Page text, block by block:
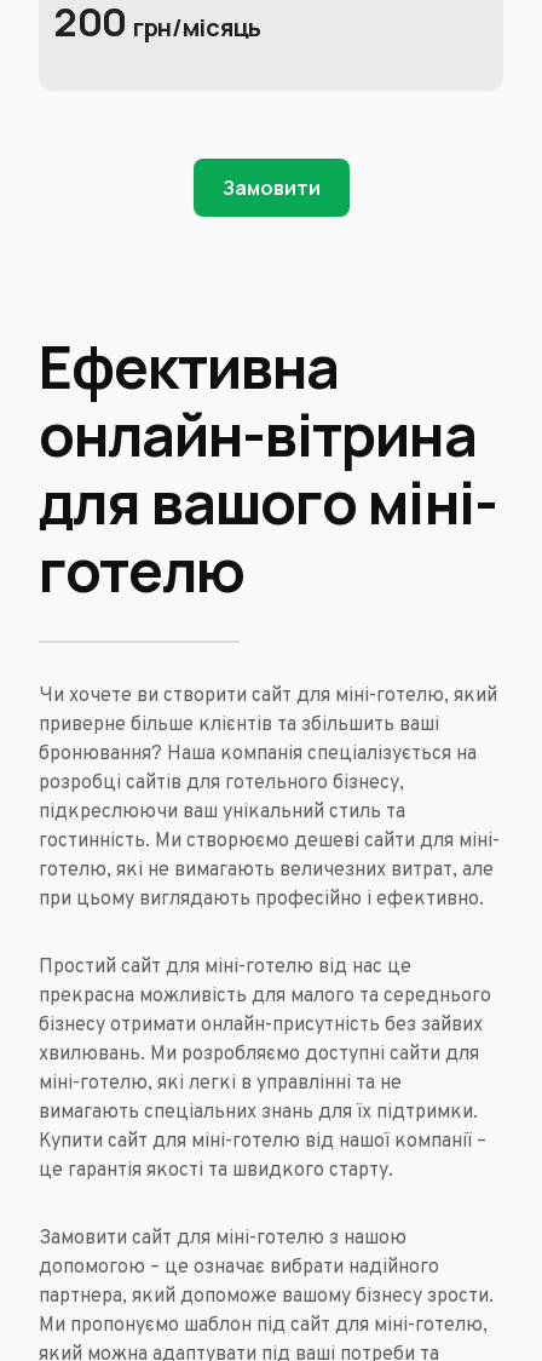
200 грн/місяць
Замовити
Ефективна
онлайн-вітрина
для вашого міні-
готелю
Чи хочете ви створити сайт для міні-готелю, який
приверне більше клієнтів та збільшить ваші
бронювання? Наша компанія спеціалізується на
розробці сайтів для готельного бізнесу,
підкреслюючи ваш унікальний стиль та
гостинність. Ми створюємо дешеві сайти для міні-
готелю, які не вимагають величезних витрат, але
при цьому виглядають професійно і ефективно.
Простий сайт для міні-готелю від нас це
прекрасна можливість для малого та середнього
бізнесу отримати онлайн-присутність без зайвих
хвилювань. Ми розробляємо доступні сайти для
міні-готелю, які легкі в управлінні та не
вимагають спеціальних знань для їх підтримки.
Купити сайт для міні-готелю від нашої компанії –
це гарантія якості та швидкого старту.
Замовити сайт для міні-готелю з нашою
допомогою – це означає вибрати надійного
партнера, який допоможе вашому бізнесу зрости.
Ми пропонуємо шаблон під сайт для міні-готелю,
який можна адаптувати під ваші потреби та